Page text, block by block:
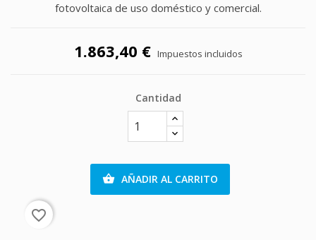
fotovoltaica de uso doméstico y comercial.
1.863,40 € Impuestos incluidos
Cantidad
 AÑADIR AL CARRITO
favorite_border